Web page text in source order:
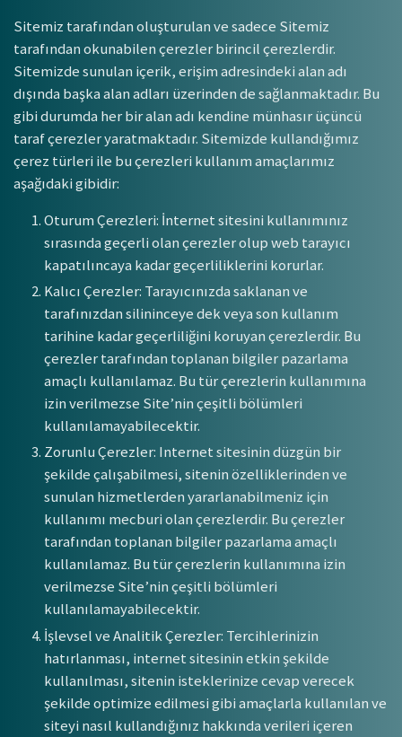
Sitemiz tarafından oluşturulan ve sadece Sitemiz
tarafından okunabilen çerezler birincil çerezlerdir.
Sitemizde sunulan içerik, erişim adresindeki alan adı
dışında başka alan adları üzerinden de sağlanmaktadır. Bu
gibi durumda her bir alan adı kendine münhasır üçüncü
taraf çerezler yaratmaktadır. Sitemizde kullandığımız
çerez türleri ile bu çerezleri kullanım amaçlarımız
aşağıdaki gibidir:
Oturum Çerezleri: İnternet sitesini kullanımınız
sırasında geçerli olan çerezler olup web tarayıcı
kapatılıncaya kadar geçerliliklerini korurlar.
Kalıcı Çerezler: Tarayıcınızda saklanan ve
tarafınızdan silininceye dek veya son kullanım
tarihine kadar geçerliliğini koruyan çerezlerdir. Bu
çerezler tarafından toplanan bilgiler pazarlama
amaçlı kullanılamaz. Bu tür çerezlerin kullanımına
izin verilmezse Site’nin çeşitli bölümleri
kullanılamayabilecektir.
Zorunlu Çerezler: Internet sitesinin düzgün bir
şekilde çalışabilmesi, sitenin özelliklerinden ve
sunulan hizmetlerden yararlanabilmeniz için
kullanımı mecburi olan çerezlerdir. Bu çerezler
tarafından toplanan bilgiler pazarlama amaçlı
kullanılamaz. Bu tür çerezlerin kullanımına izin
verilmezse Site’nin çeşitli bölümleri
kullanılamayabilecektir.
İşlevsel ve Analitik Çerezler: Tercihlerinizin
hatırlanması, internet sitesinin etkin şekilde
kullanılması, sitenin isteklerinize cevap verecek
şekilde optimize edilmesi gibi amaçlarla kullanılan ve
siteyi nasıl kullandığınız hakkında verileri içeren